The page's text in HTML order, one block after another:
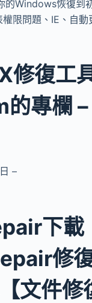
的Windows恢復到
限問題、IE、自
修復工
專欄
–
下載
修
文件修